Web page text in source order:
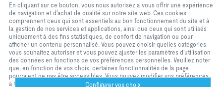
Accueil, contact commercial et technique
TROX SUR LES RÉSEAUX SOCIAUX
Home Contacts Imprint
Conditions de livraison et de paiement
Confidentialité
Réserve
fonctionnement du site et au
contrôle de nos services et
applications, ainsi que ceux qui
sont utilisés uniquement à des
fins statistiques, pour des
paramètres de commodité ou pour
afficher un contenu personnalisé.
Vous pouvez décider quelles
catégories vous souhaitez
autoriser et vous pouvez ajuster
les paramètres d'utilisation des
En cliquant sur ce bouton, vous nous autorisez à vous offrir une expérience
de navigation et d'achat de qualité sur notre site web. Ces cookies
comprennent ceux qui sont essentiels au bon fonctionnement du site et à
la gestion de nos services et applications, ainsi que ceux qui sont utilisés
uniquement à des fins statistiques, de confort de navigation ou pour
afficher un contenu personnalisé. Vous pouvez choisir quelles catégories
vous souhaitez autoriser et vous pouvez ajuster les paramètres d'utilisation
des données en fonctions de vos préférences personnelles. Veuillez noter
que, en fonction de vos choix, certaines fonctionnalités de la page
pourraient ne pas être accessibles. Vous pouvez modifier vos préférences
à tout moment.
Configurer vos choix